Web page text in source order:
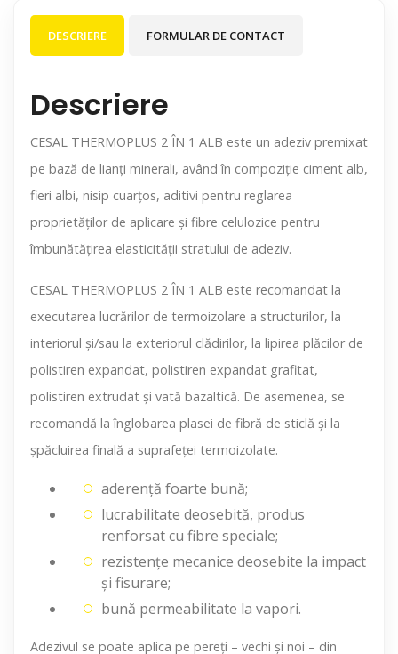
DESCRIERE FORMULAR DE CONTACT
Descriere
CESAL THERMOPLUS 2 ÎN 1 ALB este un adeziv premixat
pe bază de lianţi minerali, având în compoziţie ciment alb,
fieri albi, nisip cuarţos, aditivi pentru reglarea
proprietăţilor de aplicare şi fibre celulozice pentru
îmbunătăţirea elasticităţii stratului de adeziv.
CESAL THERMOPLUS 2 ÎN 1 ALB este recomandat la
executarea lucrărilor de termoizolare a structurilor, la
interiorul şi/sau la exteriorul clădirilor, la lipirea plăcilor de
polistiren expandat, polistiren expandat grafitat,
polistiren extrudat şi vată bazaltică. De asemenea, se
recomandă la înglobarea plasei de fibră de sticlă şi la
şpăcluirea finală a suprafeţei termoizolate.
aderenţă foarte bună;
lucrabilitate deosebită, produs
renforsat cu fibre speciale;
rezistenţe mecanice deosebite la impact
şi fisurare;
bună permeabilitate la vapori.
Adezivul se poate aplica pe pereţi – vechi şi noi – din